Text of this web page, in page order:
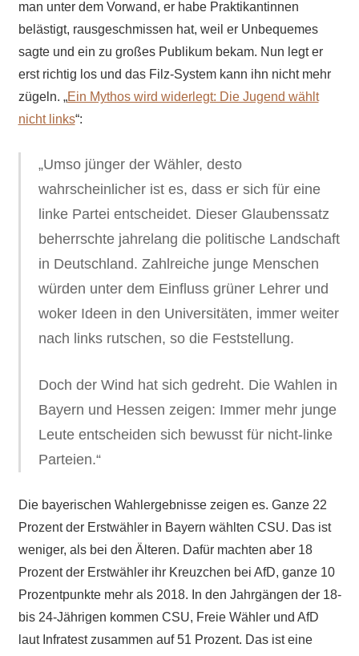
man unter dem Vorwand, er habe Praktikantinnen
belästigt, rausgeschmissen hat, weil er Unbequemes
sagte und ein zu großes Publikum bekam. Nun legt er
erst richtig los und das Filz-System kann ihn nicht mehr
zügeln. „Ein Mythos wird widerlegt: Die Jugend wählt
nicht links“:
„Umso jünger der Wähler, desto
wahrscheinlicher ist es, dass er sich für eine
linke Partei entscheidet. Dieser Glaubenssatz
beherrschte jahrelang die politische Landschaft
in Deutschland. Zahlreiche junge Menschen
würden unter dem Einfluss grüner Lehrer und
woker Ideen in den Universitäten, immer weiter
nach links rutschen, so die Feststellung.
Doch der Wind hat sich gedreht. Die Wahlen in
Bayern und Hessen zeigen: Immer mehr junge
Leute entscheiden sich bewusst für nicht-linke
Parteien.“
Die bayerischen Wahlergebnisse zeigen es. Ganze 22
Prozent der Erstwähler in Bayern wählten CSU. Das ist
weniger, als bei den Älteren. Dafür machten aber 18
Prozent der Erstwähler ihr Kreuzchen bei AfD, ganze 10
Prozentpunkte mehr als 2018. In den Jahrgängen der 18-
bis 24-Jährigen kommen CSU, Freie Wähler und AfD
laut Infratest zusammen auf 51 Prozent. Das ist eine